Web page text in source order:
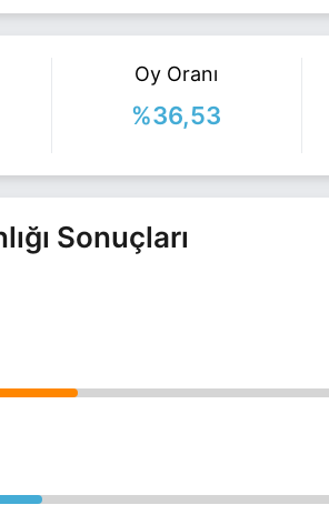
ORDU, 24. DÖNEMDE ISE İSTANBUL
30 MART 2014’TEKI YEREL SEÇIMLERDE
BELEDIYE BAŞKANI SEÇILDI. İYİ
Oy Oranı
%36,53
Sonuçları